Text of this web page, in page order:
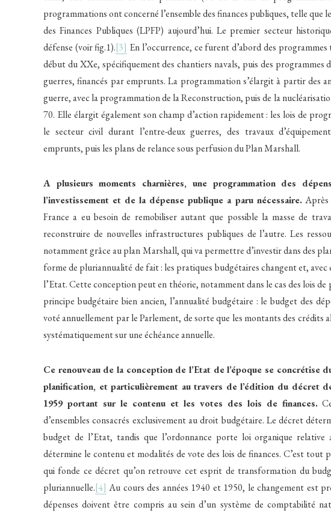
programmations ont concerné l’ensemble des finances publiques, telle que
des Finances Publiques (LPFP) aujourd’hui. Le premier secteur
défense (voir fig.1).[3] En l’occurrence, ce furent d’abord des
début du XXe, spécifiquement des chantiers navals, puis des programmes
guerres, financés par emprunts. La programmation s’élargit à partir des
guerre, avec la programmation de la Reconstruction, puis de la
70. Elle élargit également son champ d’action rapidement : les lois de
le secteur civil durant l’entre-deux guerres, des travaux
emprunts, puis les plans de relance sous perfusion du Plan Marshall.
A plusieurs moments charnières, une programmation des
l’investissement et de la dépense publique a paru nécessaire.Après
France a eu besoin de remobiliser autant que possible la masse de
reconstruire de nouvelles infrastructures publiques de l’autre. Les
notamment grâce au plan Marshall, qui va permettre d’investir dans des
forme de pluriannualité de fait : les pratiques budgétaires changent et,
l’Etat. Cette conception peut en théorie, notamment dans le cas des lois
principe budgétaire bien ancien, l’annualité budgétaire : le budget des
voté annuellement par le Parlement, de sorte que les montants des crédits
systématiquement sur une échéance annuelle.
Ce renouveau de la conception de l’Etat de l’époque se concrétise
planification, et particulièrement au travers de l’édition du décret
1959 portant sur le contenu et les votes des lois de finances.
d’ensembles consacrés exclusivement au droit budgétaire. Le décret
budget de l’Etat, tandis que l’ordonnance porte loi organique
détermine le contenu et modalités de vote des lois de finances. C’est tout
qui fonde ce décret qu’on retrouve cet esprit de transformation du
pluriannuelle.[4] Au cours des années 1940 et 1950, le changement est
dépenses doivent être compris au sein d’un système de comptabilité